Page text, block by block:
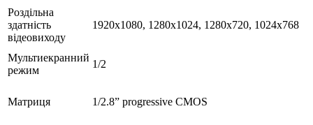
Роздільна
здатність
відеовиходу
1920x1080, 1280x1024, 1280x720, 1024x768
Мультиекранний
режим
1/2
Матриця 1/2.8” progressive CMOS